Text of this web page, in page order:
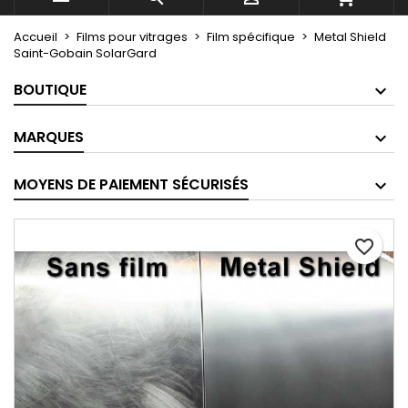
Accueil Films pour vitrages Film spécifique
Metal Shield
Saint-Gobain SolarGard
BOUTIQUE
MARQUES
MOYENS DE PAIEMENT SÉCURISÉS
favorite_border